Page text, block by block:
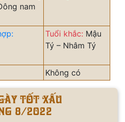
nam
Tuổi khắc: Mậu
Tý – Nhâm Tý
Không có
tốt xấu
8/2022